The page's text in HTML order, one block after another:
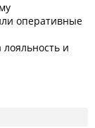
оперативные
и